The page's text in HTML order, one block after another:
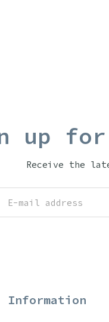
up
Receive the
Information